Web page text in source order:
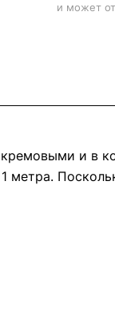
и может
и в
метра.